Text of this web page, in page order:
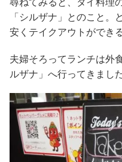
尋ねてみると、タイ料理
「シルザナ」とのこと。
安くテイクアウトができ
夫婦そろってランチは外
ルザナ」へ行ってきました